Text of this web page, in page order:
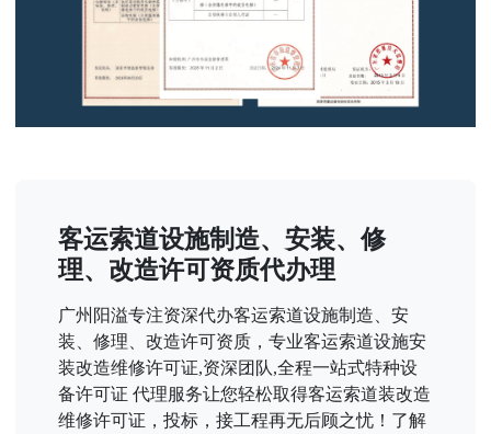
客运索道设施制造、安装、修
理、改造许可资质代办理
广州阳溢专注资深代办客运索道设施制造、安
装、修理、改造许可资质，专业客运索道设施安
装改造维修许可证,资深团队,全程一站式特种设
备许可证 代理服务让您轻松取得客运索道装改造
维修许可证，投标，接工程再无后顾之忧！了解